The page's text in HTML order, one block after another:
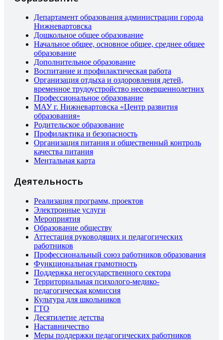
Департамент образования администрации города
Нижневартовска
Дошкольное общее образование
Начальное общее, основное общее, среднее общее
образование
Дополнительное образование
Воспитание и профилактическая работа
Организация отдыха и оздоровления детей,
временное трудоустройство несовершеннолетних
Профессиональное образование
МАУ г. Нижневартовска «Центр развития
образования»
Родительское образование
Профилактика и безопасность
Организация питания и общественный контроль
качества питания
Ментальная карта
Деятельность
Реализация программ, проектов
Электронные услуги
Мероприятия
Образование обществу
Аттестация руководящих и педагогических
работников
Профессиональный союз работников образования
Функциональная грамотность
Поддержка негосударственного сектора
Территориальная психолого-медико-
педагогическая комиссия
Культура для школьников
ГТО
Десятилетие детства
Наставничество
Меры поддержки педагогических работников